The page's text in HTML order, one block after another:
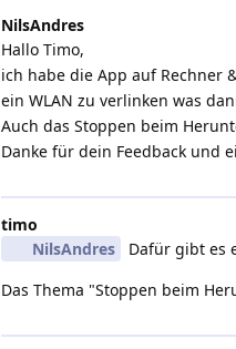
NilsAndres
Hallo Timo,
ich habe die App auf Rechner
ein WLAN zu verlinken was
Auch das Stoppen beim
Danke für dein Feedback und
timo
NilsAndres
Dafür gibt es
Das Thema "Stoppen beim